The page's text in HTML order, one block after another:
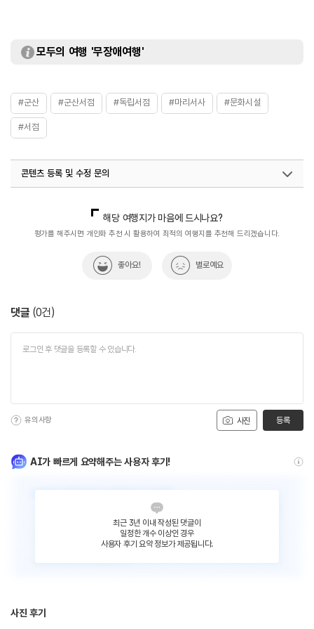
모두의 여행 '무장애여행'
#군산 #군산서점 #독립서점 #마리서사 #문화시설
#서점
콘텐츠 등록 및 수정 문의
해당 여행지가 마음에 드시나요?
평가를 해주시면 개인화 추천 시 활용하여 최적의 여행지를 추천해 드리겠습니다.
좋아요! 별로예요
댓글 (0건)
사진
유의사항 등록
AI가 빠르게 요약해주는 사용자 후기!
최근 3년 이내 작성된 댓글이
일정한 개수 이상인 경우
사용자 후기 요약 정보가 제공됩니다.
사진 후기